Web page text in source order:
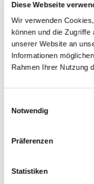
Diese Webseite
Wir verwenden
können und die
unserer Website an
Informationen
Rahmen Ihrer Nutzung
Notwendig
Präferenzen
Statistiken
Ein Weihnachtfest ohne
Geschenke? Das ist für
undenkbar! Aber was kann
sich alles wünschen? Und
wünscht sich Ihr Benutzer?
Gestalten Sie gemeinsam
Wunschzettel.
Weihnachtsbaum
da)
geschmückt werden.
Tannenbaum schmücken.